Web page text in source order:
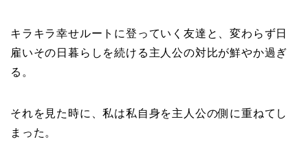
キラキラ幸せルートに登っていく友達と、変わらず日
雇いその日暮らしを続ける主人公の対比が鮮やか過ぎ
る。
それを見た時に、私は私自身を主人公の側に重ねてし
まった。